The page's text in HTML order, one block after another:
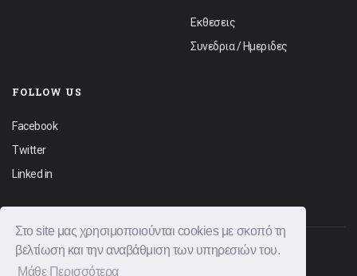
Στο site μας χρησιμοποιούνται cookies με σκοπό τη
βελτίωση και την αναβάθμιση των υπηρεσιών του.
Μάθε Περισσότερα
Εκθεσεις
Συνεδρια / Ημεριδες
FOLLOW US
Facebook
Twitter
Linked in